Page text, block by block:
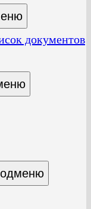
документов